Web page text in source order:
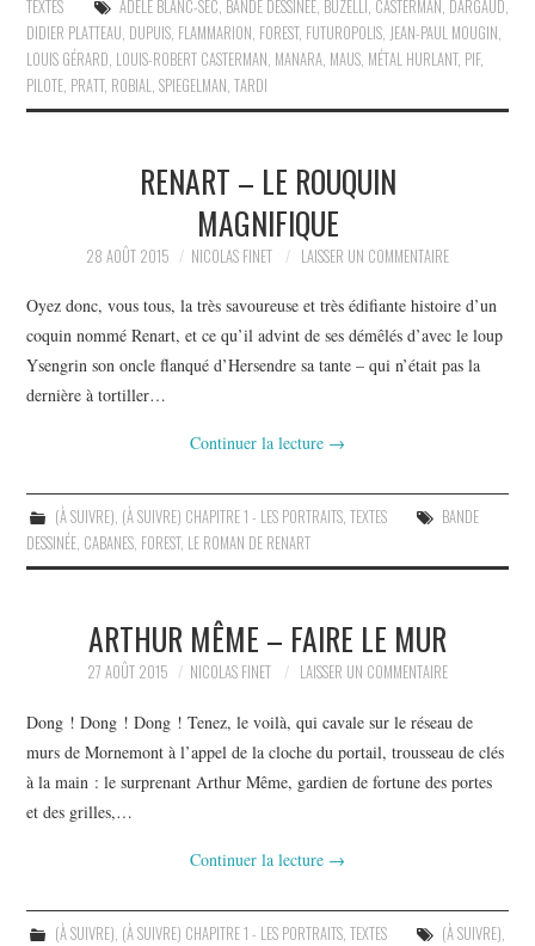
TEXTES ADÈLE BLANC-SEC BANDE DESSINÉE, BUZELLI CASTERMAN DARGAUD
DIDIER PLATTEAU DUPUIS FLAMMARION FOREST, FUTUROPOLIS JEAN-PAUL MOUGIN
LOUIS GÉRARD LOUIS-ROBERT CASTERMAN MANARA MAUS MÉTAL HURLANT, PIF,
PILOTE PRATT, ROBIAL ,SPIEGELMAN ,TARDI
RENART – LE ROUQUIN
MAGNIFIQUE
28 AOÛT 2015 NICOLAS FINET LAISSER UN COMMENTAIRE
Oyez donc, vous tous, la très savoureuse et très édifiante histoire d’un
coquin nommé Renart, et ce qu’il advint de ses démêlés d’avec le loup
Ysengrin son oncle flanqué d’Hersendre sa tante – qui n’était pas la
dernière à tortiller…
Continuer la lecture →
(À SUIVRE), (À SUIVRE) CHAPITRE 1 - LES PORTRAITS, TEXTES
BANDE
DESSINÉE, CABANES, FOREST, LE ROMAN DE RENART
ARTHUR MÊME – FAIRE LE MUR
27 AOÛT 2015 NICOLAS FINET LAISSER UN COMMENTAIRE
Dong ! Dong ! Dong ! Tenez, le voilà, qui cavale sur le réseau de
murs de Mornemont à l’appel de la cloche du portail, trousseau de clés
à la main : le surprenant Arthur Même, gardien de fortune des portes
et des grilles,…
Continuer la lecture →
(À SUIVRE) (À SUIVRE) CHAPITRE 1 - LES PORTRAITS, TEXTES (À SUIVRE)